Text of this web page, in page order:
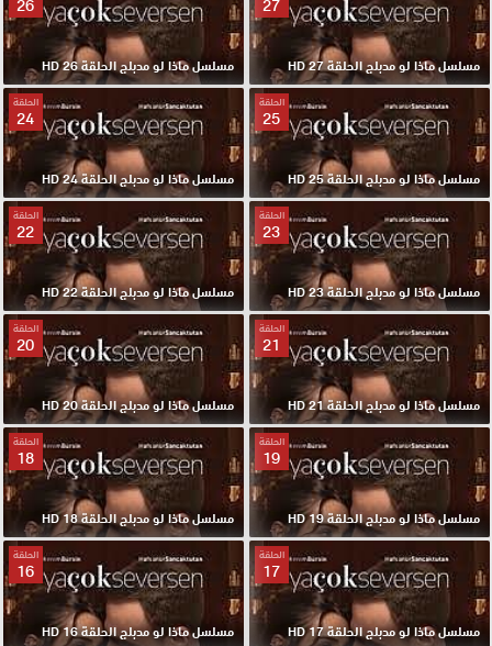
مسلسل ماذا لو مدبلج الحلقة 27 HD مسلسل ماذا لو مدبلج الحلقة 26 HD
الحلقة
25
مسلسل ماذا لو مدبلج الحلقة 25 HD
الحلقة
24
مسلسل ماذا لو مدبلج الحلقة 24 HD
الحلقة
23
مسلسل ماذا لو مدبلج الحلقة 23 HD
الحلقة
22
مسلسل ماذا لو مدبلج الحلقة 22 HD
الحلقة
21
مسلسل ماذا لو مدبلج الحلقة 21 HD
الحلقة
20
مسلسل ماذا لو مدبلج الحلقة 20 HD
الحلقة
19
مسلسل ماذا لو مدبلج الحلقة 19 HD
الحلقة
18
مسلسل ماذا لو مدبلج الحلقة 18 HD
الحلقة
17
مسلسل ماذا لو مدبلج الحلقة 17 HD
الحلقة
16
مسلسل ماذا لو مدبلج الحلقة 16 HD